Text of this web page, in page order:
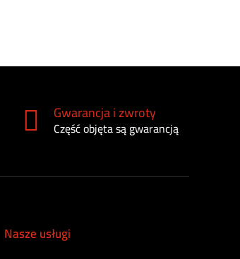
Gwarancja i zwroty
Część objęta są gwarancją
Nasze usługi